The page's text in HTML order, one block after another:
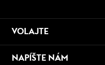
VOLAJTE
NAPÍŠTE NÁM